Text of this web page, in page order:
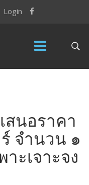
Login
สนอราคา
จำนวน ๑
ะเจาะจง